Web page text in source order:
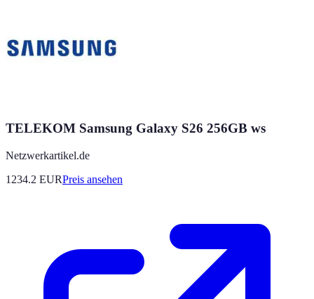
TELEKOM Samsung Galaxy S26 256GB ws
Netzwerkartikel.de
1234.2 EURPreis ansehen